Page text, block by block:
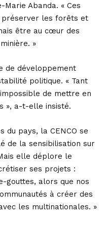
Abanda. « Ces
préserver les forêts et
être au cœur des
»
de développement
politique. « Tant
de mettre en
», a-t-elle insisté.
du pays, la CENCO se
de la sensibilisation sur
elle déplore le
ses projets :
gouttes, alors que nos
à créer des
les multinationales. »